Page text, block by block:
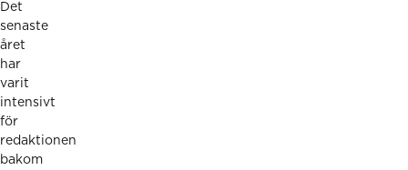
Det
senaste
året
har
varit
intensivt
för
redaktionen
bakom